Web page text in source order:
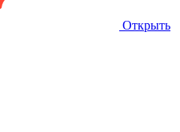
Открыть